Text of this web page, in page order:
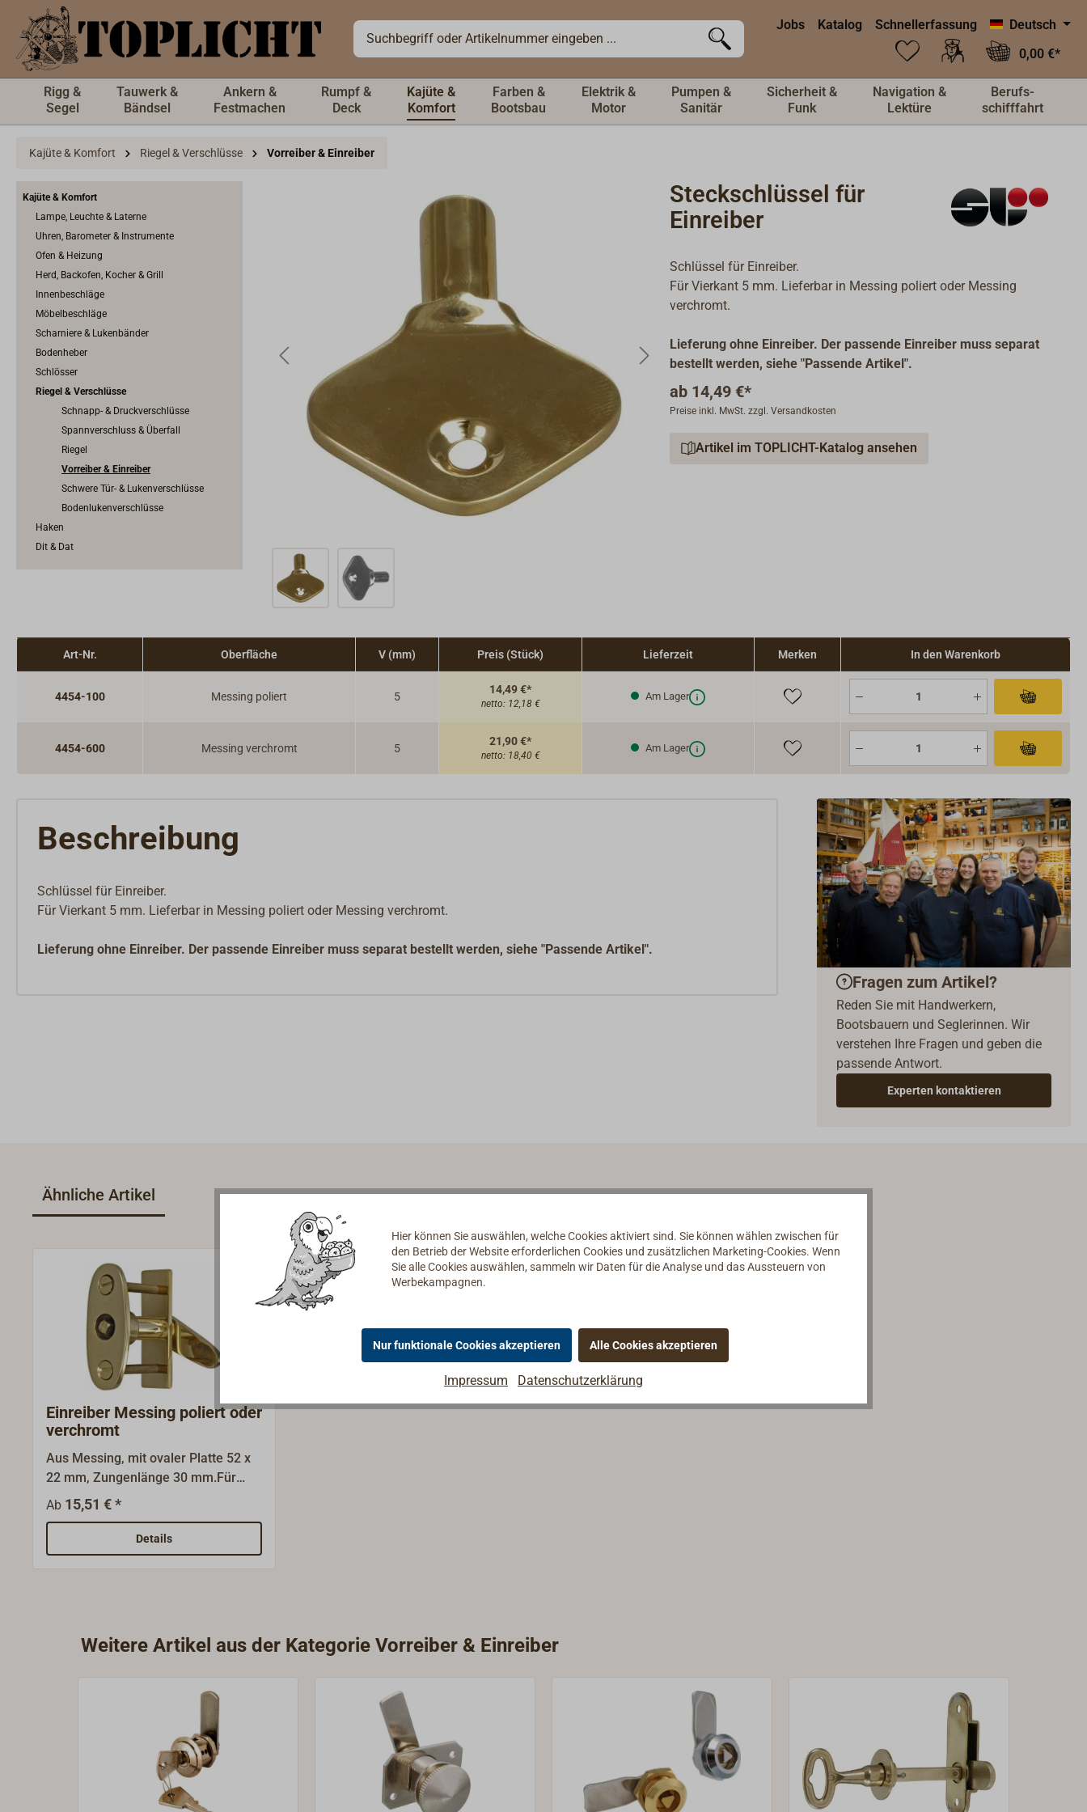
springen Jobs Katalog Schnellerfassung
Deutsch
0,00 €*
Rigg &
Segel
Tauwerk &
Bändsel
Ankern &
Festmachen
Rumpf &
Deck
Kajüte &
Komfort
Farben &
Bootsbau
Elektrik &
Motor
Pumpen &
Sanitär
Sicherheit &
Funk
Navigation &
Lektüre
Berufs-
schifffahrt
Kajüte & Komfort Riegel & Verschlüsse Vorreiber & Einreiber
Kajüte & Komfort
Lampe, Leuchte & Laterne
Uhren, Barometer & Instrumente
Ofen & Heizung
Herd, Backofen, Kocher & Grill
Innenbeschläge
Möbelbeschläge
Scharniere & Lukenbänder
Bodenheber
Schlösser
Riegel & Verschlüsse
Schnapp- & Druckverschlüsse
Spannverschluss & Überfall
Riegel
Vorreiber & Einreiber
Schwere Tür- & Lukenverschlüsse
Bodenlukenverschlüsse
Haken
Dit & Dat
Steckschlüssel für
Einreiber
Schlüssel für Einreiber.
Für Vierkant 5 mm. Lieferbar in Messing poliert oder Messing
verchromt.
Lieferung ohne Einreiber. Der passende Einreiber muss separat
bestellt werden, siehe "Passende Artikel".
ab 14,49 €*
Preise inkl. MwSt. zzgl. Versandkosten
Artikel im TOPLICHT-Katalog ansehen
Art-Nr. Oberfläche V (mm) Preis (Stück) Lieferzeit Merken In den Warenkorb
4454-100 Messing poliert 5
14,49 €*
netto: 12,18 €
Am Lager
4454-600 Messing verchromt 5
21,90 €*
netto: 18,40 €
Am Lager
Beschreibung
Schlüssel für Einreiber.
Für Vierkant 5 mm. Lieferbar in Messing poliert oder Messing verchromt.
Lieferung ohne Einreiber. Der passende Einreiber muss separat bestellt werden, siehe "Passende Artikel".
Fragen zum Artikel?
Reden Sie mit Handwerkern,
Bootsbauern und Seglerinnen. Wir
verstehen Ihre Fragen und geben die
passende Antwort.
Experten kontaktieren
Ähnliche Artikel
Einreiber Messing poliert oder
verchromt
Aus Messing, mit ovaler Platte 52 x
22 mm, Zungenlänge 30 mm.Für
Holzstärken von 15 bis 25 mm,
Vierkantstift 5 mm.Lieferbar in
Messing poliert oder Messing
verchromt.Den seperat zu
Ab 15,51 € *
Details
Weitere Artikel aus der Kategorie Vorreiber & Einreiber
Hier können Sie auswählen, welche Cookies aktiviert sind. Sie können wählen zwischen für
den Betrieb der Website erforderlichen Cookies und zusätzlichen Marketing-Cookies. Wenn
Sie alle Cookies auswählen, sammeln wir Daten für die Analyse und das Aussteuern von
Werbekampagnen.
Nur funktionale Cookies akzeptieren Alle Cookies akzeptieren
Impressum Datenschutzerklärung